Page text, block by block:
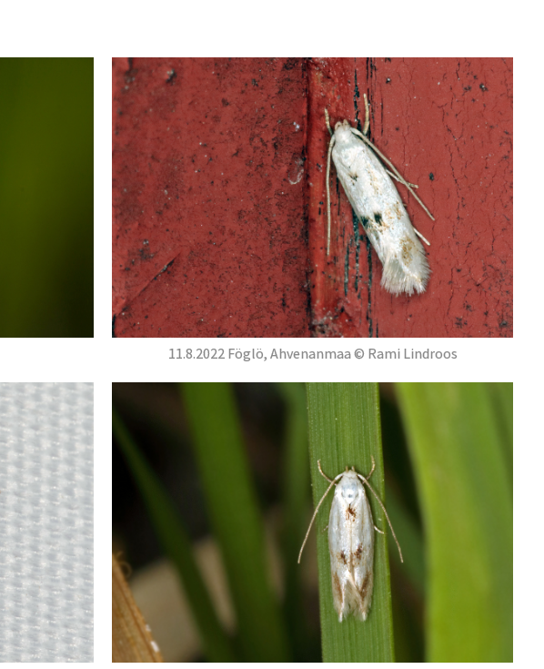
11.8.2022 Föglö, Ahvenanmaa © Rami Lindroos